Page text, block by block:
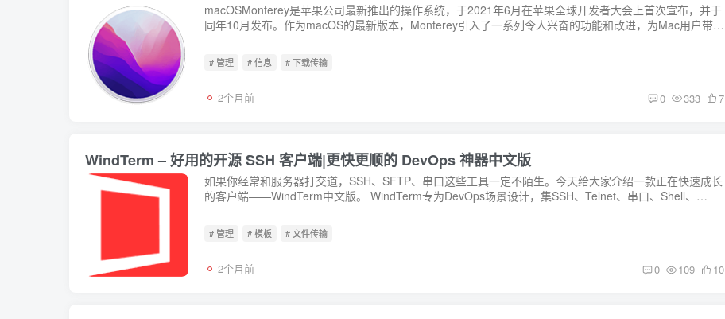
macOSMonterey是苹果公司最新推出的操作系统，于2021年6月在苹果全球开发者大会上首次宣布，并于
同年10月发布。作为macOS的最新版本，Monterey引入了一系列令人兴奋的功能和改进，为Mac用户带
# 管理 # 信息 # 下载传输
2个月前 0 333 7
WindTerm – 好用的开源 SSH 客户端|更快更顺的 DevOps 神器中文版
如果你经常和服务器打交道，SSH、SFTP、串口这些工具一定不陌生。今天给大家介绍一款正在快速成长
的客户端——WindTerm中文版。 WindTerm专为DevOps场景设计，集SSH、Telnet、串口、Shell、
# 管理 # 模板 # 文件传输
2个月前 0 109 10